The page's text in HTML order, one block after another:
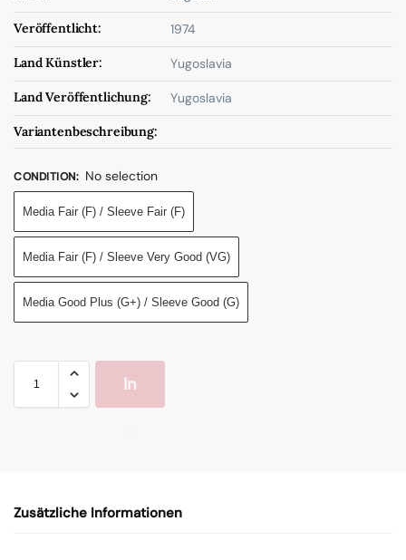
Veröffentlicht: 1974
Land Künstler: Yugoslavia
Land Veröffentlichung: Yugoslavia
Variantenbeschreibung:
CONDITION: No selection
Media Fair (F) / Sleeve Fair (F)
Media Fair (F) / Sleeve Very Good (VG)
Media Good Plus (G+) / Sleeve Good (G)
In
W
Zusätzliche Informationen